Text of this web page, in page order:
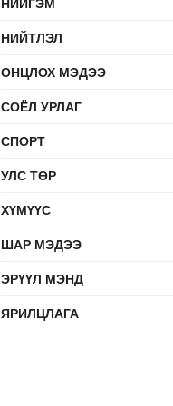
НИЙТЛЭЛ
ОНЦЛОХ МЭДЭЭ
СОЁЛ УРЛАГ
СПОРТ
УЛС ТӨР
ХҮМҮҮС
ШАР МЭДЭЭ
ЭРҮҮЛ МЭНД
ЯРИЛЦЛАГА